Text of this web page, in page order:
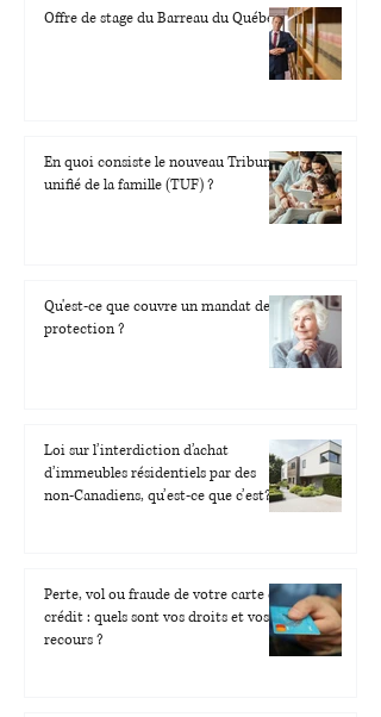
Offre de stage du Barreau du Québec
En quoi consiste le nouveau Tribunal
unifié de la famille (TUF) ?
Qu'est-ce que couvre un mandat de
protection ?
Loi sur l’interdiction d’achat
d’immeubles résidentiels par des
non-Canadiens, qu’est-ce que c’est?
Perte, vol ou fraude de votre carte de
crédit : quels sont vos droits et vos
recours ?